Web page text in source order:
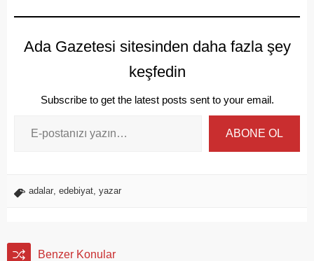
Ada Gazetesi sitesinden daha fazla şey
keşfedin
Subscribe to get the latest posts sent to your email.
ABONE OL
adalar edebiyat yazar
Benzer Konular